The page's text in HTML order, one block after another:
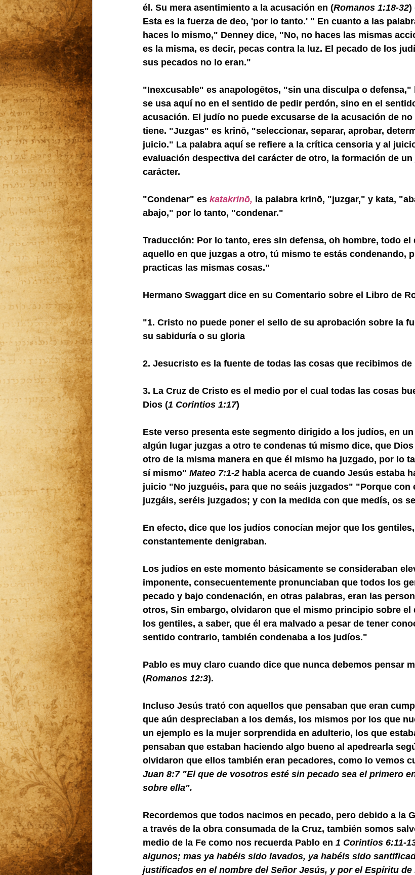
él. Su mera asentimiento a la acusación en (Romanos 1:18-32)
Esta es la fuerza de deo, 'por lo tanto.' " En cuanto a las
haces lo mismo," Denney dice, "No, no haces las mismas
es la misma, es decir, pecas contra la luz. El pecado de los
sus pecados no lo eran."
"Inexcusable" es anapologētos, "sin una disculpa o
se usa aquí no en el sentido de pedir perdón, sino en el
acusación. El judío no puede excusarse de la acusación de
tiene. "Juzgas" es krinō, "seleccionar, separar, aprobar,
juicio." La palabra aquí se refiere a la crítica censoria y al
evaluación despectiva del carácter de otro, la formación de
carácter.
"Condenar" es katakrinō, la palabra krinō, "juzgar," y kata,
abajo," por lo tanto, "condenar."
Traducción: Por lo tanto, eres sin defensa, oh hombre, todo el
aquello en que juzgas a otro, tú mismo te estás condenando,
practicas las mismas cosas."
Hermano Swaggart dice en su Comentario sobre el Libro de
"1. Cristo no puede poner el sello de su aprobación sobre la
su sabiduría o su gloria
2. Jesucristo es la fuente de todas las cosas que recibimos de
3. La Cruz de Cristo es el medio por el cual todas las cosas
Dios (1 Corintios 1:17)
Este verso presenta este segmento dirigido a los judíos, en
algún lugar juzgas a otro te condenas tú mismo dice, que
otro de la misma manera en que él mismo ha juzgado, por lo
sí mismo" Mateo 7:1-2 habla acerca de cuando Jesús estaba
juicio "No juzguéis, para que no seáis juzgados" "Porque con
juzgáis, seréis juzgados; y con la medida con que medís, os
En efecto, dice que los judíos conocían mejor que los
constantemente denigraban.
Los judíos en este momento básicamente se consideraban
imponente, consecuentemente pronunciaban que todos los
pecado y bajo condenación, en otras palabras, eran las
otros, Sin embargo, olvidaron que el mismo principio sobre el
los gentiles, a saber, que él era malvado a pesar de tener
sentido contrario, también condenaba a los judíos."
Pablo es muy claro cuando dice que nunca debemos pensar
(Romanos 12:3).
Incluso Jesús trató con aquellos que pensaban que eran
que aún despreciaban a los demás, los mismos por los que
un ejemplo es la mujer sorprendida en adulterio, los que
pensaban que estaban haciendo algo bueno al apedrearla
olvidaron que ellos también eran pecadores, como lo vemos
Juan 8:7 "El que de vosotros esté sin pecado sea el primero
sobre ella".
Recordemos que todos nacimos en pecado, pero debido a la
a través de la obra consumada de la Cruz, también somos
medio de la Fe como nos recuerda Pablo en 1 Corintios 6:11-
algunos; mas ya habéis sido lavados, ya habéis sido
justificados en el nombre del Señor Jesús, y por el Espíritu